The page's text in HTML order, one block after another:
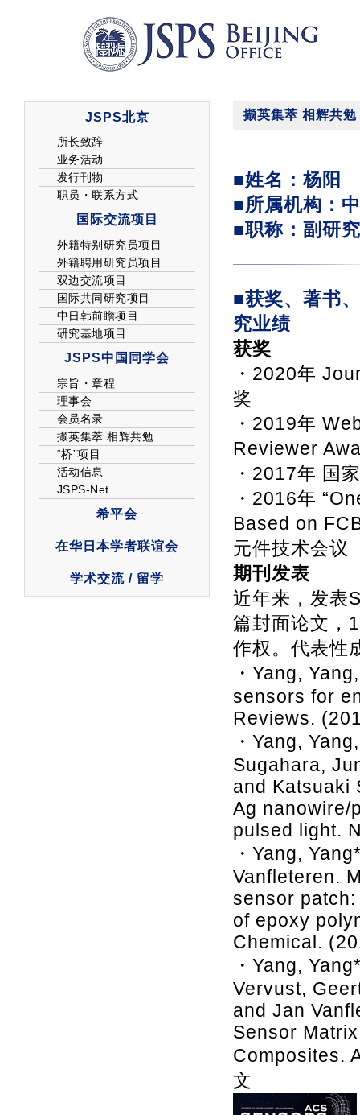
撷英集萃 相辉共勉
■姓名：杨阳
■所属机构：
■职称：副研
■获奖、著书
究业绩
获奖
・2020年
奖
・2019年
Reviewer
・2017年 国
・2016年
Based on
元件技术会议
期刊发表
近年来，发表
篇封面论文，
作权。代表性
・Yang,
sensors for
Reviews.
・Yang,
Sugahara,
and Katsuaki
Ag nanowire/
pulsed light.
・Yang,
Vanfleteren.
sensor
of epoxy
Chemical.
・Yang,
Vervust,
and Jan
Sensor
Composites.
文